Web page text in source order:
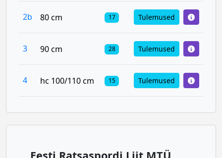
2b 80 cm 17 Tulemused
3 90 cm 28 Tulemused
4 hc 100/110 cm 15 Tulemused
Eesti Ratsaspordi Liit MTÜ